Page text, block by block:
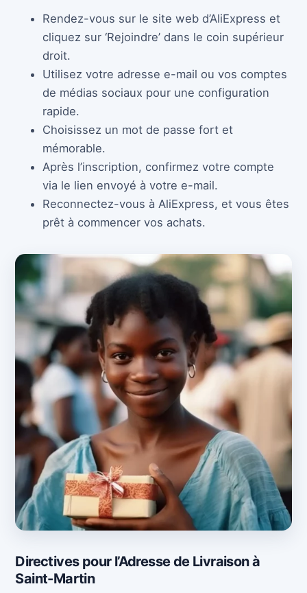
Rendez-vous sur le site web d’AliExpress et
cliquez sur ‘Rejoindre’ dans le coin supérieur
droit.
Utilisez votre adresse e-mail ou vos comptes
de médias sociaux pour une configuration
rapide.
Choisissez un mot de passe fort et
mémorable.
Après l’inscription, confirmez votre compte
via le lien envoyé à votre e-mail.
Reconnectez-vous à AliExpress, et vous êtes
prêt à commencer vos achats.
Directives pour l’Adresse de Livraison à
Saint-Martin